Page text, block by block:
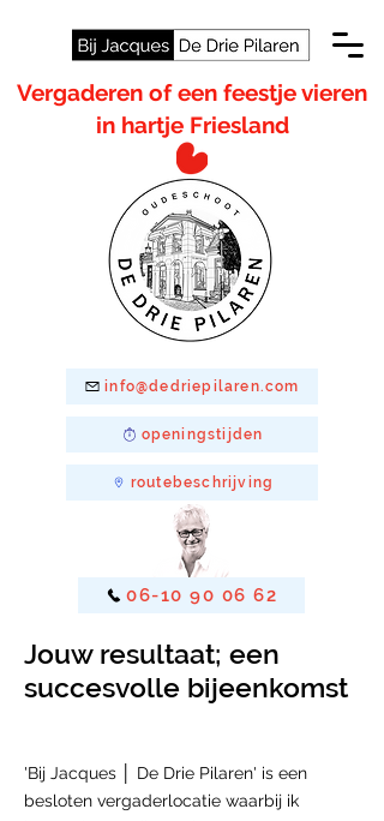
info@dedriepilaren.com
Vergaderen of een feestje vieren
in hartje Friesland
06-10 90 06 62
routebeschrijving
openingstijden
Jouw resultaat; een
succesvolle bijeenkomst
'Bij Jacques │ De Drie Pilaren' is een
besloten vergaderlocatie waarbij ik